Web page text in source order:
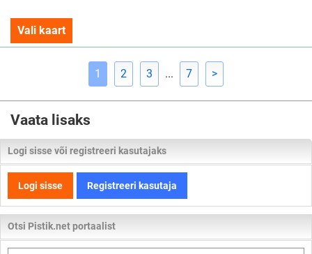
Vali kaart
1 2 3 ... 7 >
Vaata lisaks
Logi sisse või registreeri kasutajaks
Logi sisse Registreeri kasutaja
Otsi Pistik.net portaalist